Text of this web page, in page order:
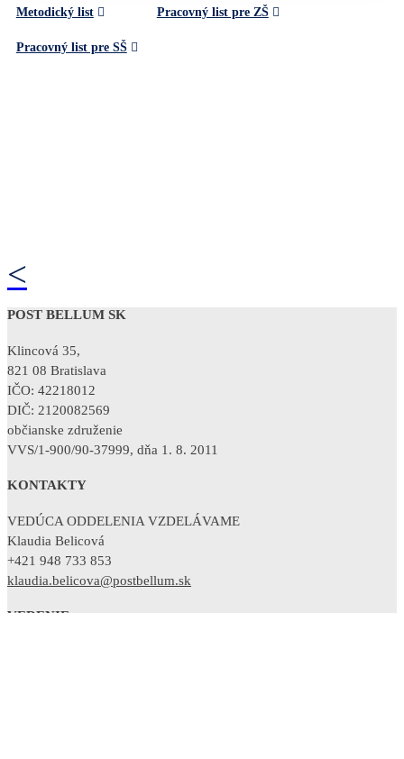
Metodický list Pracovný list pre ZŠ
Pracovný list pre SŠ
<
POST BELLUM SK
Klincová 35,
821 08 Bratislava
IČO: 42218012
DIČ: 2120082569
občianske združenie
VVS/1-900/90-37999, dňa 1. 8. 2011
KONTAKTY
VEDÚCA ODDELENIA VZDELÁVAME
Klaudia Belicová
+421 948 733 853
klaudia.belicova@postbellum.sk
VEDENIE